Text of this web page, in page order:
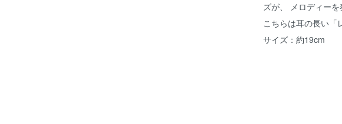
ズが、 メロディー
こちらは耳の長い「
サイズ：約19cm